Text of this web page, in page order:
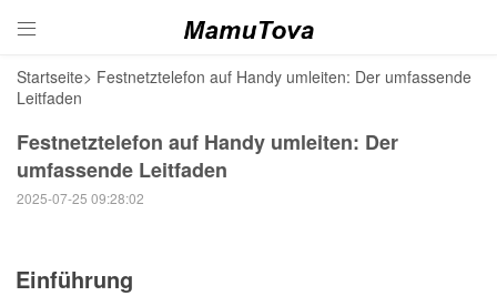

Startseite> Festnetztelefon auf Handy umleiten: Der umfassende
Leitfaden
Festnetztelefon auf Handy umleiten: Der
umfassende Leitfaden
2025-07-25 09:28:02
Einführung